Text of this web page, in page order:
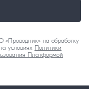
на обработку
условиях Политики
Платформой